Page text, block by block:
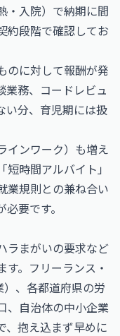
・入院）で納期に間
約段階で確認してお
のに対して報酬が発
業務、コードレビュ
い分、育児期には扱
インワーク）も増え
時間アルバイト」
業規則との兼ね合い
要です。
ラまがいの要求など
。フリーランス・
、各都道府県の労
、自治体の中小企業
、抱え込まず早めに